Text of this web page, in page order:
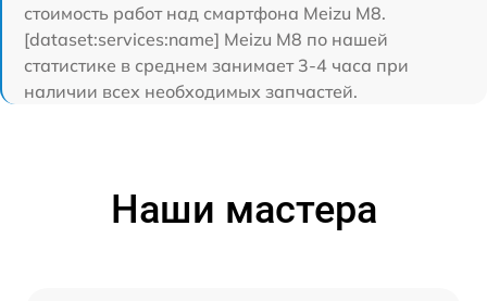
стоимость работ над смартфона Meizu M8.
[dataset:services:name] Meizu M8 по нашей
статистике в среднем занимает 3-4 часа при
наличии всех необходимых запчастей.
Наши мастера